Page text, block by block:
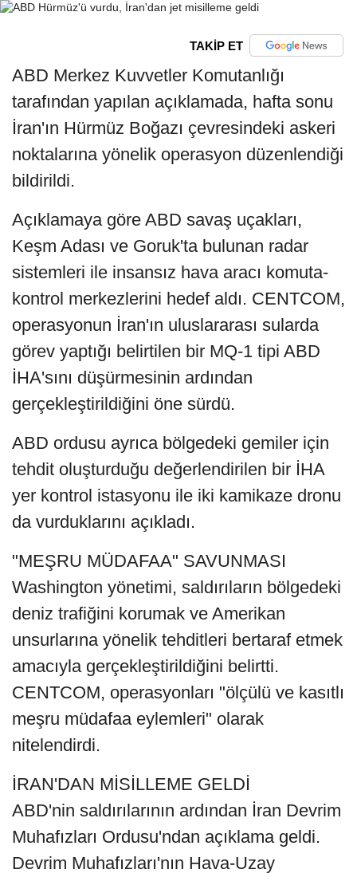
TAKİP ET
ABD Merkez Kuvvetler Komutanlığı
tarafından yapılan açıklamada, hafta sonu
İran'ın Hürmüz Boğazı çevresindeki askeri
noktalarına yönelik operasyon düzenlendiği
bildirildi.
Açıklamaya göre ABD savaş uçakları,
Keşm Adası ve Goruk'ta bulunan radar
sistemleri ile insansız hava aracı komuta-
kontrol merkezlerini hedef aldı. CENTCOM,
operasyonun İran'ın uluslararası sularda
görev yaptığı belirtilen bir MQ-1 tipi ABD
İHA'sını düşürmesinin ardından
gerçekleştirildiğini öne sürdü.
ABD ordusu ayrıca bölgedeki gemiler için
tehdit oluşturduğu değerlendirilen bir İHA
yer kontrol istasyonu ile iki kamikaze dronu
da vurduklarını açıkladı.
"MEŞRU MÜDAFAA" SAVUNMASI
Washington yönetimi, saldırıların bölgedeki
deniz trafiğini korumak ve Amerikan
unsurlarına yönelik tehditleri bertaraf etmek
amacıyla gerçekleştirildiğini belirtti.
CENTCOM, operasyonları "ölçülü ve kasıtlı
meşru müdafaa eylemleri" olarak
nitelendirdi.
İRAN'DAN MİSİLLEME GELDİ
ABD'nin saldırılarının ardından İran Devrim
Muhafızları Ordusu'ndan açıklama geldi.
Devrim Muhafızları'nın Hava-Uzay